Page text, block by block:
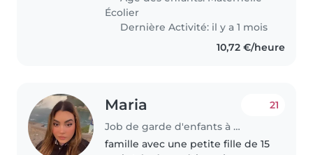
Écolier
Dernière Activité: il y a 1 mois
10,72 €/heure
Maria
Job de garde d'enfants à Romans-sur-Isère
21
famille avec une petite fille de 15